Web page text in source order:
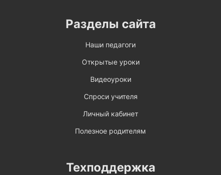
Разделы сайта
Наши педагоги
Открытые уроки
Видеоуроки
Спроси учителя
Личный кабинет
Полезное родителям
Техподдержка